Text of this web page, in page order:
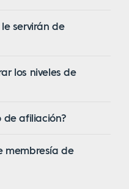
servirán de
los niveles de
de afiliación?
membresía de